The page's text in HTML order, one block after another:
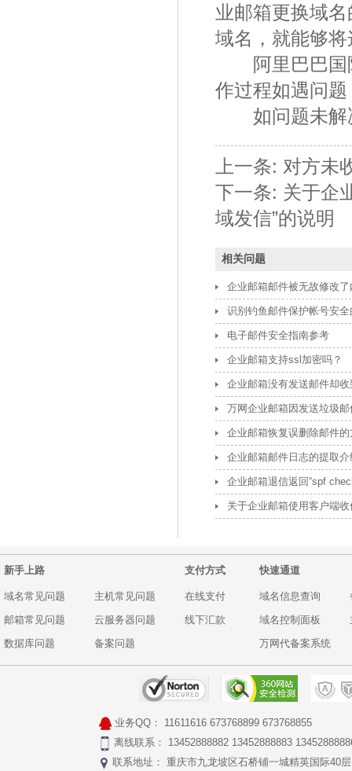
业邮箱更换域
域名，就能够
阿里巴巴国际
作过程如遇问
如问题未解
上一条: 对方未
下一条: 关于企
域发信”的说明
相关问题
企业邮箱邮件被无故修改了
识别钓鱼邮件保护帐号安全
电子邮件安全指南参考
企业邮箱支持ssl加密吗？
企业邮箱没有发送邮件却
万网企业邮箱因发送垃圾
企业邮箱恢复误删除邮件的
企业邮箱邮件日志的提取介
企业邮箱退信返回“spf
关于企业邮箱使用客户端
新手上路 支付方式 快速通道
域名常见问题 主机常见问题 在线支付 域名信息查询
邮箱常见问题
云服务器问题 线下汇款 域名控制面板
数据库问题
备案问题 万网代备案系统
业务QQ： 11611616 673768899 673768855
离线联系： 13452888882 13452888883
联系地址： 重庆市九龙坡区石桥铺一城精英国际40